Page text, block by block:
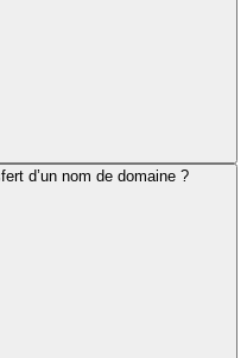
d’un nom de domaine ?